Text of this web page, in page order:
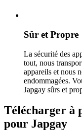
Sûr et Propre
La sécurité des
tout, nous
appareils et nous
endommagées.
Japgay sûrs et
Télécharger à
pour Japgay